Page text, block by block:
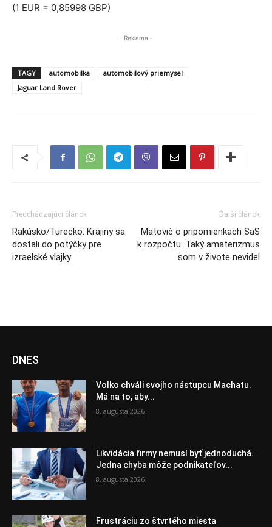
(1 EUR = 0,85998 GBP)
- Reklama -
TAGY automobilka
automobilový priemysel
Jaguar Land Rover
Predchádzajúci článok
Rakúsko/Turecko: Krajiny sa
dostali do potýčky pre
izraelské vlajky
Ďalší článok
Matovič o pripomienkach SaS
k rozpočtu: Taký amaterizmus
som v živote nevidel
DNES
Volko chváli svojho nástupcu Machatu.
Má na to, aby...
8. augusta 2026
Likvidácia firmy nemusí byť jednoduchá.
Jedna chyba môže podnikateľov...
8. augusta 2026
Frustráciu zo štvrtého miesta